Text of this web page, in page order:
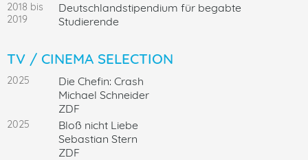
2018 bis
2019
Deutschlandstipendium für begabte
Studierende
TV / CINEMA SELECTION
2025
Die Chefin: Crash
Michael Schneider
ZDF
2025
Bloß nicht Liebe
Sebastian Stern
ZDF